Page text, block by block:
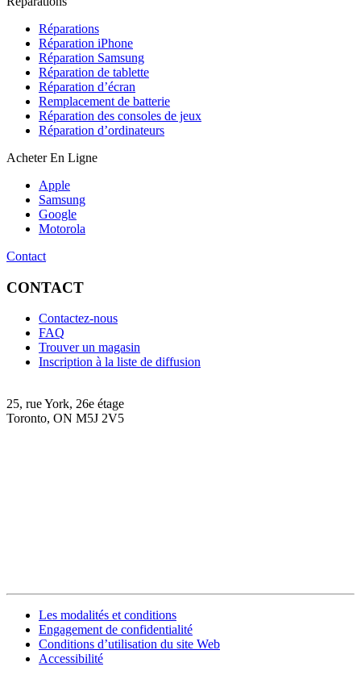
Réparations
Réparation iPhone
Réparation Samsung
Réparation de tablette
Réparation d’écran
Remplacement de batterie
Réparation des consoles de jeux
Réparation d’ordinateurs
Acheter En Ligne
Apple
Samsung
Google
Motorola
Contact
CONTACT
Contactez-nous
FAQ
Trouver un magasin
Inscription à la liste de diffusion
25, rue York, 26e étage
Toronto, ON M5J 2V5
Les modalités et conditions
Engagement de confidentialité
Conditions d’utilisation du site Web
Accessibilité